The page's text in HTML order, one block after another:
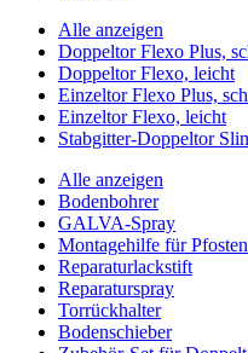
Alle anzeigen
Doppeltor Flexo Plus,
Doppeltor Flexo, leicht
Einzeltor Flexo Plus,
Einzeltor Flexo, leicht
Stabgitter-Doppeltor
Alle anzeigen
Bodenbohrer
GALVA-Spray
Montagehilfe für
Reparaturlackstift
Reparaturspray
Torrückhalter
Bodenschieber